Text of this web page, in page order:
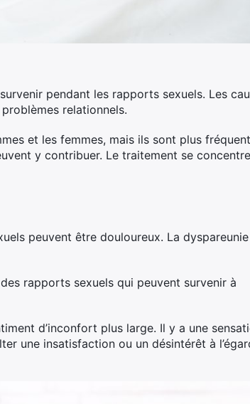
pendant les rapports sexuels. Les
relationnels.
et les femmes, mais ils sont plus
y contribuer. Le traitement se concentre
peuvent être douloureux. La
rapports sexuels qui peuvent survenir à
d’inconfort plus large. Il y a une
une insatisfaction ou un désintérêt à